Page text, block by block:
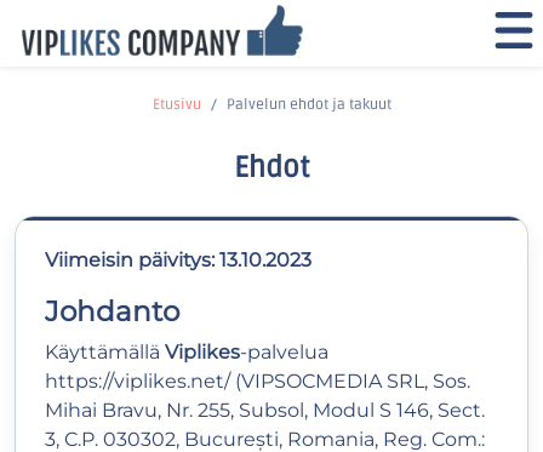
Etusivu Palvelun ehdot ja takuut
Ehdot
Viimeisin päivitys: 13.10.2023
Johdanto
Käyttämällä Viplikes-palvelua
https://viplikes.net/(VIPSOCMEDIA SRL, Sos.
Mihai Bravu, Nr. 255, Subsol, Modul S 146, Sect.
3, C.P. 030302, București, Romania, Reg. Com.: